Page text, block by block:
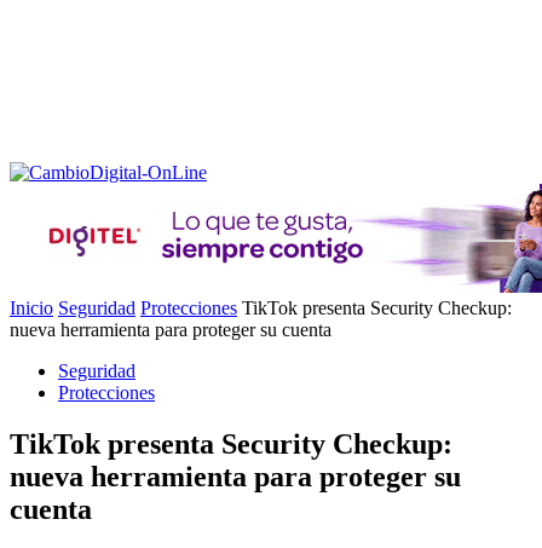
Inicio Seguridad Protecciones TikTok presenta Security Checkup:
nueva herramienta para proteger su cuenta
Seguridad
Protecciones
TikTok presenta Security Checkup:
nueva herramienta para proteger su
cuenta